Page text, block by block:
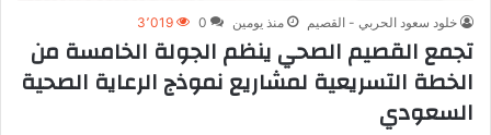
خلود سعود الحربي - القصيم منذ يومين 0 3٬019
تجمع القصيم الصحي ينظم الجولة الخامسة من
الخطة التسريعية لمشاريع نموذج الرعاية الصحية
السعودي